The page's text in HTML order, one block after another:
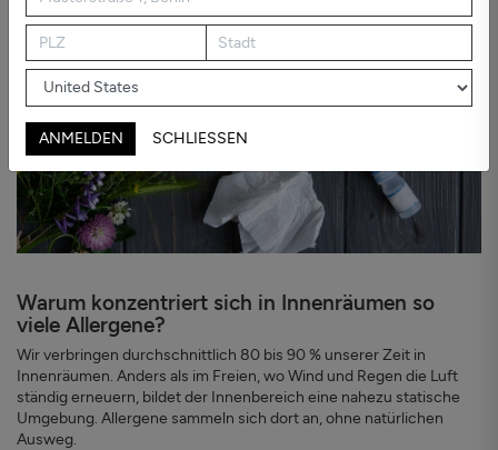
Warum konzentriert sich in Innenräumen so
viele Allergene?
Wir verbringen durchschnittlich 80 bis 90 % unserer Zeit in
Innenräumen. Anders als im Freien, wo Wind und Regen die Luft
ständig erneuern, bildet der Innenbereich eine nahezu statische
Umgebung. Allergene sammeln sich dort an, ohne natürlichen
Ausweg.
ANMELDEN SCHLIESSEN